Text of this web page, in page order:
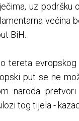
uz podršku
većina
BiH.
tereta
put se ne
naroda
tog tijela -